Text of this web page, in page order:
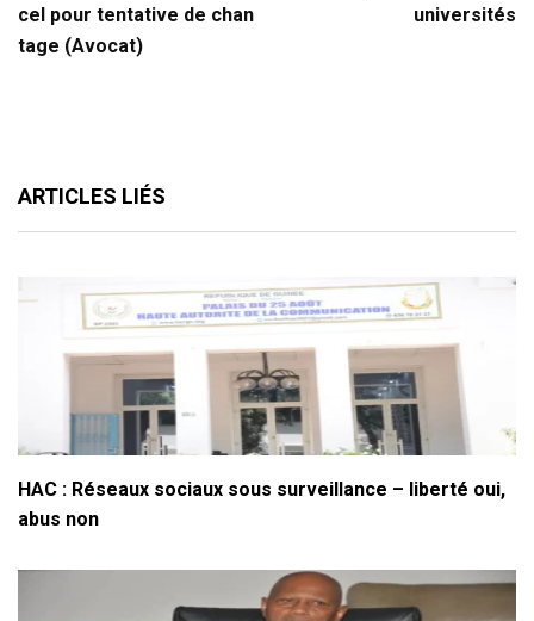
cel pour tentative de chan
tage (Avocat)
universités
ARTICLES LIÉS
HAC : Réseaux sociaux sous surveillance – liberté oui,
abus non